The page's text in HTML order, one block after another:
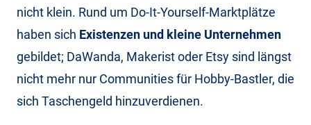
nicht klein. Rund um Do-It-Yourself-Marktplätze
haben sich Existenzen und kleine Unternehmen
gebildet; DaWanda, Makerist oder Etsy sind längst
nicht mehr nur Communities für Hobby-Bastler, die
sich Taschengeld hinzuverdienen.